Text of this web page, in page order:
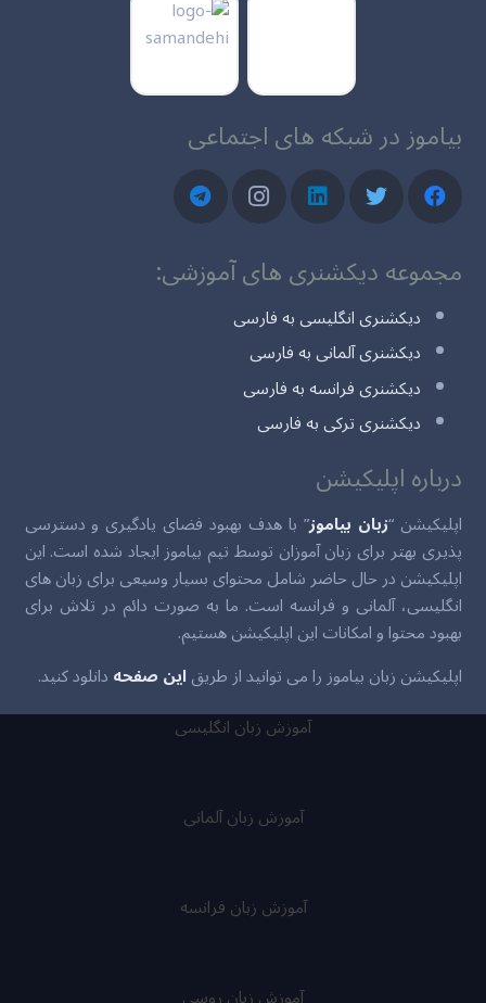
بیاموز در شبکه های اجتماعی
مجموعه دیکشنری های آموزشی:
دیکشنری انگلیسی به فارسی
دیکشنری آلمانی به فارسی
دیکشنری فرانسه به فارسی
دیکشنری ترکی به فارسی
درباره اپلیکیشن
اپلیکیشن “زبان بیاموز” با هدف بهبود فضای یادگیری و دسترسی
پذیری بهتر برای زبان آموزان توسط تیم بیاموز ایجاد شده است. این
اپلیکیشن در حال حاضر شامل محتوای بسیار وسیعی برای زبان های
انگلیسی، آلمانی و فرانسه است. ما به صورت دائم در تلاش برای
بهبود محتوا و امکانات این اپلیکیشن هستیم.
اپلیکیشن زبان بیاموز را می توانید از طریقاین صفحهدانلود کنید.
آموزش زبان انگلیسی
آموزش زبان آلمانی
آموزش زبان فرانسه